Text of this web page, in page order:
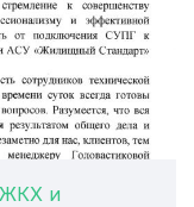
ЖКХ и